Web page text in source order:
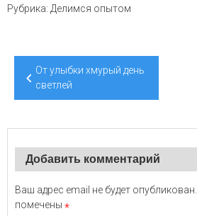
Рубрика: Делимся опытом
Навигация
От улыбки хмурый день
светлей
Добавить комментарий
Ваш адрес email не будет опубликован.
помечены *